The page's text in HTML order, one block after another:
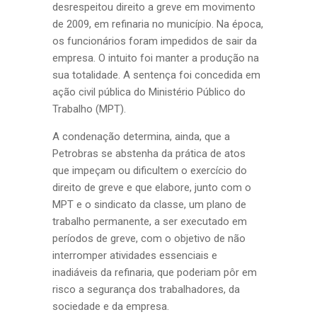
desrespeitou direito a greve em movimento
de 2009, em refinaria no município. Na época,
os funcionários foram impedidos de sair da
empresa. O intuito foi manter a produção na
sua totalidade. A sentença foi concedida em
ação civil pública do Ministério Público do
Trabalho (MPT).
A condenação determina, ainda, que a
Petrobras se abstenha da prática de atos
que impeçam ou dificultem o exercício do
direito de greve e que elabore, junto com o
MPT e o sindicato da classe, um plano de
trabalho permanente, a ser executado em
períodos de greve, com o objetivo de não
interromper atividades essenciais e
inadiáveis da refinaria, que poderiam pôr em
risco a segurança dos trabalhadores, da
sociedade e da empresa.